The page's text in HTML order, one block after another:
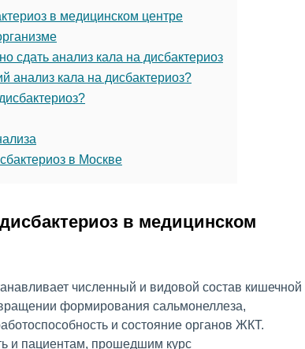
в медицинском центре
сдать анализ кала на дисбактериоз
анализ кала на дисбактериоз?
в Москве
в медицинском
численный и видовой состав кишечной
формирования сальмонеллеза,
и состояние органов ЖКТ.
и пациентам, прошедшим курс